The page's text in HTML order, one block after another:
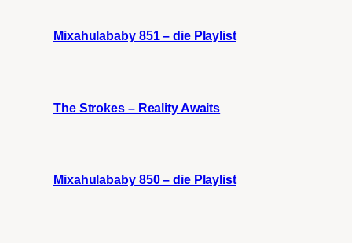
Mixahulababy 851 – die Playlist
The Strokes – Reality Awaits
Mixahulababy 850 – die Playlist